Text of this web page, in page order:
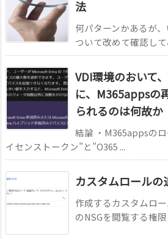
法
何パターンかあるが
ついて改めて確認し
VDI環境のおいて
に、M365appsの
られるのは何故か
結論 ・M365appsの
イセンストークン”と”O365 ...
カスタムロールの
作成するカスタムロ
のNSGを閲覧する権